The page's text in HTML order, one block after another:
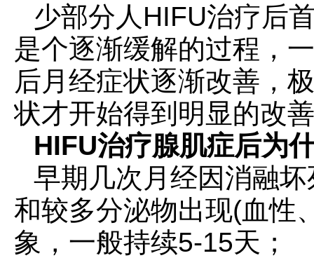
少部分人HIFU治疗后
是个逐渐缓解的过程，
后月经症状逐渐改善，
状才开始得到明显的改
HIFU治疗腺肌症后为
早期几次月经因消融
和较多分泌物出现(血性
象，一般持续5-15天；